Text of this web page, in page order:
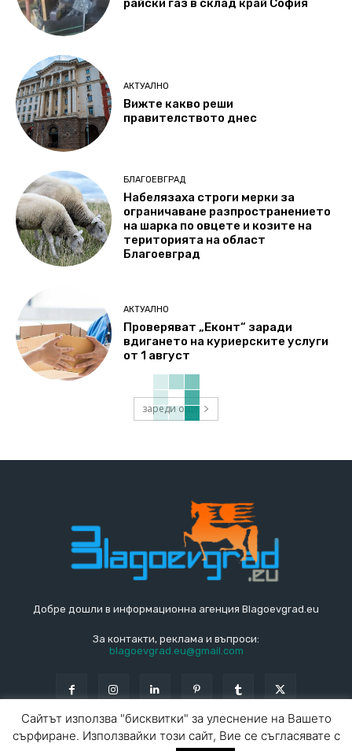
АКТУАЛНО
Вижте какво реши
правителството днес
БЛАГОЕВГРАД
Набелязаха строги мерки за
ограничаване разпространението
на шарка по овцете и козите на
територията на област
Благоевград
АКТУАЛНО
Проверяват „Еконт“ заради
вдигането на куриерските услуги
от 1 август
зареди още
Добре дошли в информационна агенция Blagoevgrad.eu
За контакти, реклама и въпроси:
blagoevgrad.eu@gmail.com
Сайтът използва "бисквитки" за улеснение на Вашето
сърфиране. Използвайки този сайт, Вие се съгласявате с